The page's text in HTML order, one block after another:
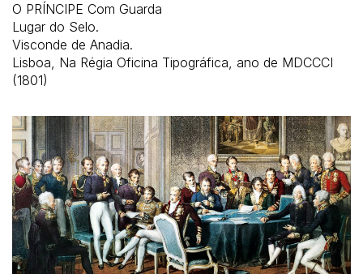
O PRÍNCIPE Com Guarda
Lugar do Selo.
Visconde de Anadia.
Lisboa, Na Régia Oficina Tipográfica, ano de MDCCCI
(1801)